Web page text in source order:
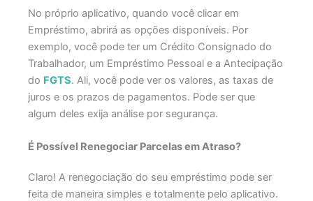
No próprio aplicativo, quando você clicar em
Empréstimo, abrirá as opções disponíveis. Por
exemplo, você pode ter um Crédito Consignado do
Trabalhador, um Empréstimo Pessoal e a Antecipação
do FGTS. Ali, você pode ver os valores, as taxas de
juros e os prazos de pagamentos. Pode ser que
algum deles exija análise por segurança.
É Possível Renegociar Parcelas em Atraso?
Claro! A renegociação do seu empréstimo pode ser
feita de maneira simples e totalmente pelo aplicativo.